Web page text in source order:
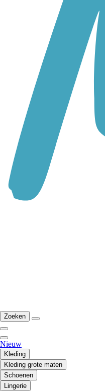
Zoeken
Nieuw
Kleding
Kleding grote maten
Schoenen
Lingerie